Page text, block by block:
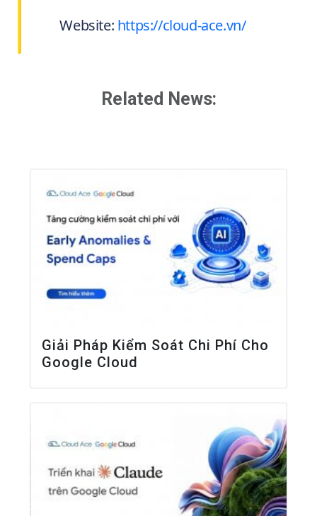
Website: https://cloud-ace.vn/
Related News:
Giải Pháp Kiểm Soát Chi Phí Cho
Google Cloud